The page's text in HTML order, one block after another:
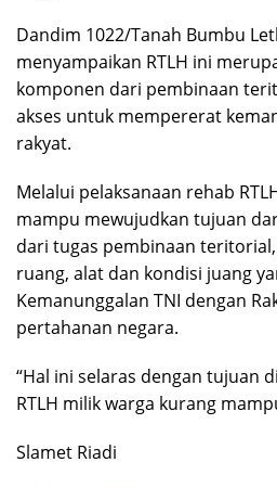
Dandim 1022/Tanah Bumbu
menyampaikan RTLH ini
komponen dari pembinaan
akses untuk mempererat
rakyat.
Melalui pelaksanaan rehab
mampu mewujudkan tujuan
dari tugas pembinaan
ruang, alat dan kondisi juang
Kemanunggalan TNI dengan
pertahanan negara.
“Hal ini selaras dengan tujuan
RTLH milik warga kurang
Slamet Riadi